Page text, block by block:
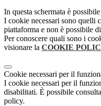
In questa schermata è
I cookie necessari sono quelli
piattaforma e non è possibile
Per conoscere quali sono i
visionare la COOKIE
Cookie necessari per il
I cookie necessari per il
disabilitati. È possibile
policy.